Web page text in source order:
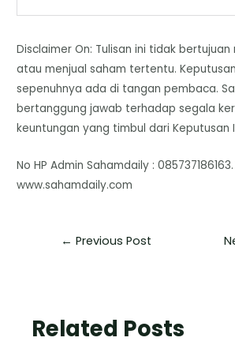
Disclaimer On: Tulisan ini tidak
atau menjual saham tertentu.
sepenuhnya ada di tangan pembaca.
bertanggung jawab terhadap segala
keuntungan yang timbul dari Keputusan
No HP Admin Sahamdaily :
www.sahamdaily.com
← Previous Post
Related Posts